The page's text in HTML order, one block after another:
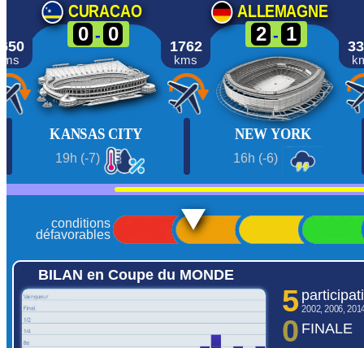
1762
kms
CURACAO
0 - 0
KANSAS CITY
19h (-7)
ALLEMAGNE
2 - 1
NEW YORK
16h (-6)
conditions
défavorables
BILAN en Coupe du MONDE
5 2002, 2006,
0 FINALE